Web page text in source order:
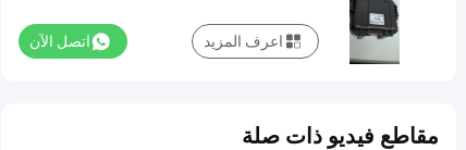
اتصل الآن اعرف المزيد
مقاطع فيديو ذات صلة